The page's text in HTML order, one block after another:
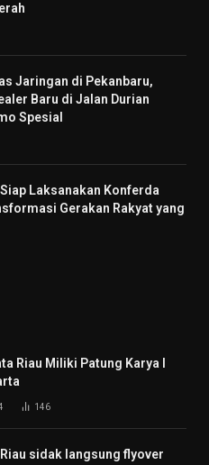
Jaringan di Pekanbaru,
Baru di Jalan Durian
Spesial
Siap Laksanakan Konferda
Gerakan Rakyat yang
Riau Miliki Patung Karya I
146
Riau sidak langsung flyover